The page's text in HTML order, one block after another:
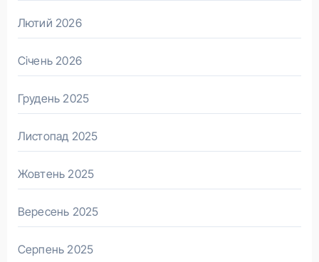
Лютий 2026
Січень 2026
Грудень 2025
Листопад 2025
Жовтень 2025
Вересень 2025
Серпень 2025